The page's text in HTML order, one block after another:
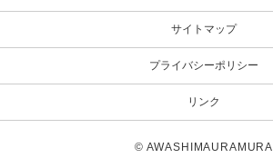
サイトマップ
プライバシーポリシー
リンク
© AWASHIMAURAMURA